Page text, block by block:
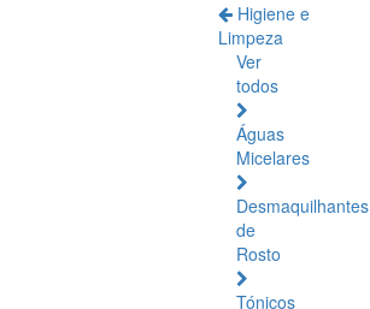
Higiene e
Limpeza
Ver
todos
Águas
Micelares
Desmaquilhantes
de
Rosto
Tónicos